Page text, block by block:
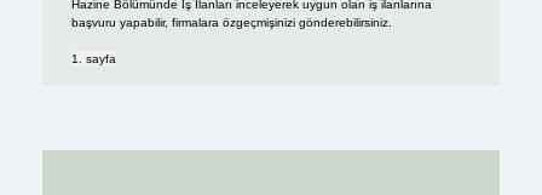
Hazine Bölümünde İş İlanları inceleyerek uygun olan iş ilanlarına
başvuru yapabilir, firmalara özgeçmişinizi gönderebilirsiniz.
1. sayfa